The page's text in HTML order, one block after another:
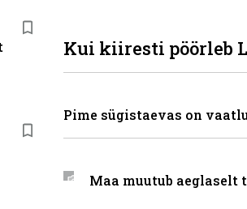
Kui kiiresti pöörleb
Pime sügistaevas on
Maa muutub aeglaselt